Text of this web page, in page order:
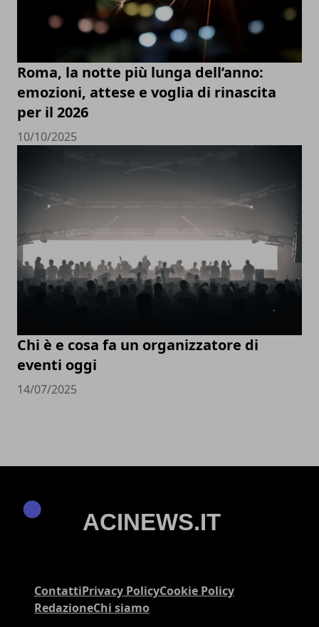
Roma, la notte più lunga dell’anno:
emozioni, attese e voglia di rinascita
per il 2026
10/10/2025
Chi è e cosa fa un organizzatore di
eventi oggi
14/07/2025
ContattiPrivacy PolicyCookie Policy
RedazioneChi siamo